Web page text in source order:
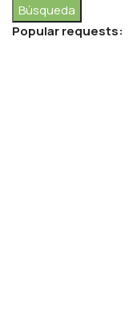
Búsqueda
Popular requests: